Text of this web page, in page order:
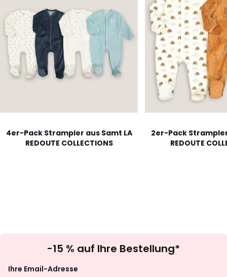
4er-Pack Strampler aus Samt LA
REDOUTE COLLECTIONS
2er-Pack
REDOUTE
abonnieren
-15 % auf Ihre Bestellung*
Ihre Email-Adresse